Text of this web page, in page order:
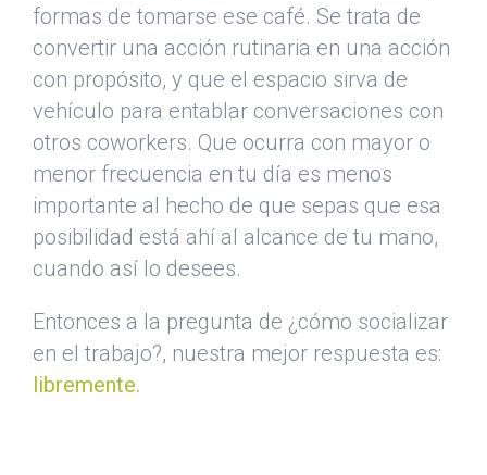
formas de tomarse ese café. Se trata de
convertir una acción rutinaria en una acción
con propósito, y que el espacio sirva de
vehículo para entablar conversaciones con
otros coworkers. Que ocurra con mayor o
menor frecuencia en tu día es menos
importante al hecho de que sepas que esa
posibilidad está ahí al alcance de tu mano,
cuando así lo desees.
Entonces a la pregunta de ¿cómo socializar
en el trabajo?, nuestra mejor respuesta es:
libremente.